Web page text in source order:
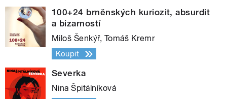
100+24 brněnských kuriozit, absurdit
a bizarností
Miloš Šenkýř, Tomáš Kremr
Koupit
Severka
Nina Špitálníková